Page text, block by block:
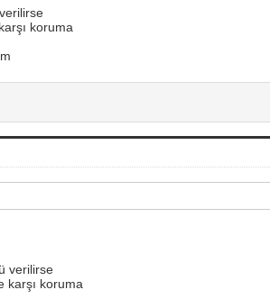
koruma
verilirse
karşı koruma